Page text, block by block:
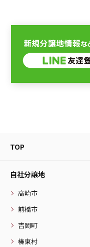
TOP
自社分譲地
高崎市
前橋市
吉岡町
榛東村